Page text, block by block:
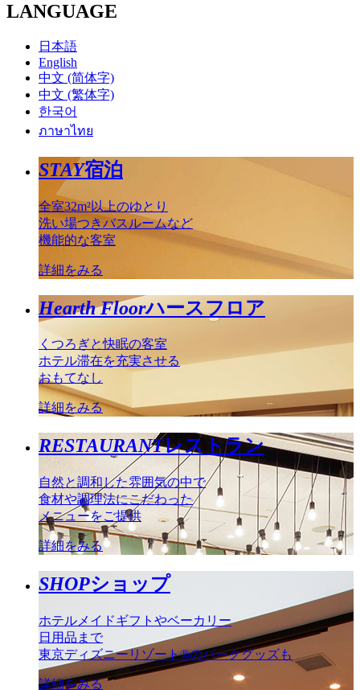
LANGUAGE
日本語
English
中文 (简体字)
中文 (繁体字)
한국어
ภาษาไทย
STAY宿泊
全室32m²以上のゆとり
洗い場つきバスルームなど
機能的な客室
詳細をみる
Hearth Floorハースフロア
くつろぎと快眠の客室
ホテル滞在を充実させる
おもてなし
詳細をみる
RESTAURANTレストラン
自然と調和した雰囲気の中で
食材や調理法にこだわった
メニューをご提供
詳細をみる
SHOPショップ
ホテルメイドギフトやベーカリー
日用品まで
東京ディズニーリゾート®のパークグッズも
詳細をみる